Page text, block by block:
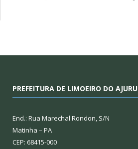
PREFEITURA DE LIMOEIRO DO AJURU
End.: Rua Marechal Rondon, S/N
Matinha – PA
CEP: 68415-000